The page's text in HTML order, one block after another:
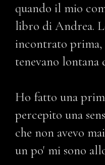
quando il mio
libro di Andrea.
incontrato
tenevano lontana
Ho fatto una
percepito una
che non avevo
un po' mi sono